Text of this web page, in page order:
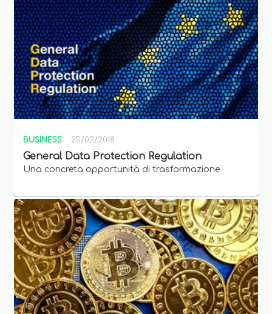
BUSINESS 25/02/2018
General Data Protection Regulation
Una concreta opportunità di trasformazione